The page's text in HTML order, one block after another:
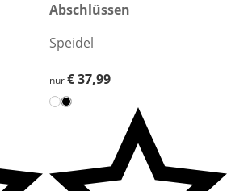
Abschlüssen
Speidel
€ 37,99
nur€ 37,99